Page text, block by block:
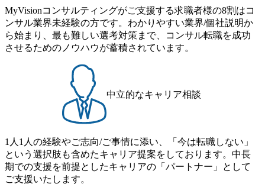
で主体的に動ける方 ・年齢にこだわらず、アドバイスを素
直に受け取れる方 ・推進力のある方
6年8月23日(日)にSustainable SCM SU 1day選考会を開催いた
します。 当SUは「GlobalでのSCM構築」や「物流・調達コ
ストの構造改革」といった伝統的なテーマに留まらずクラ
イアントがこれから取組むべき「グリーントランスフォー
った社会課題やテーマに対して、グローバル知見と最新の
事例などを基に企業の構造改革と社会価値の創造の取り組
みを行うプロフェッショナルチームです。 今回1day選考対
象となるポジションは下記となります。 ・コンサルタント
(調達改革・設備O&M)【SCS SU】 ・コンサルタント(ECM/
流改革/需給プロセス改革)【SSC SU】 ・SCM/ECMデータ・
プロセス分析・AI活用_Sustainable SCM Strategy Unit(Strategy
Consultant職)≪東京・大阪≫ ・コンサルタント(SCS SUオー
プンポジション)【SCS SU】 ※当日は全体での会社説明な
食事などのカジュアルな交流、実際のプロジェクトのケー
ススタディ、1対1の模擬面接等、複数のセッションを約1か
月の期間に渡り行い、選考にご参加いただきます。コンサ
ルタント未経験の方でも、戦略コンサルタントの具体的な
仕事内容からお話をさせていただきますので、戦略コンサ
ルティングにご興味をお持ちの方は、この機会にぜひご応
にはWebテストを8月20日までに受験いただきます ・8月21
日までにプログラム参加者をご案内します ・初回プログラ
ム : 8月29日(土)10:00～13:30 @ベイン東京オフィス(六本木)
・プログラム期間中はコンサルタントとの食事会、プロジ
ェクトのご紹介、ケースワークショップなどを実施します
・10月17日(土)開催の選考会にて採用面接を実施する予定で
す ※ご都合が合わない方は別途調整いたします 初回プロ
MyVisionコンサルティングがご支援する求職者様の8割はコ
ンサル業界未経験の方です。わかりやすい業界/個社説明か
ら始まり、最も難しい選考対策まで、コンサル転職を成功
させるためのノウハウが蓄積されています。
中立的なキャリア相談
1人1人の経験やご志向/ご事情に添い、「今は転職しない」
という選択肢も含めたキャリア提案をしております。中長
期での支援を前提としたキャリアの「パートナー」として
ご支援いたします。